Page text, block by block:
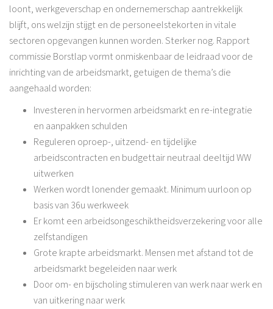
loont, werkgeverschap en ondernemerschap aantrekkelijk
blijft, ons welzijn stijgt en de personeelstekorten in vitale
sectoren opgevangen kunnen worden. Sterker nog. Rapport
commissie Borstlap vormt onmiskenbaar de leidraad voor de
inrichting van de arbeidsmarkt, getuigen de thema’s die
aangehaald worden:
Investeren in hervormen arbeidsmarkt en re-integratie
en aanpakken schulden
Reguleren oproep-, uitzend- en tijdelijke
arbeidscontracten en budgettair neutraal deeltijd WW
uitwerken
Werken wordt lonender gemaakt. Minimum uurloon op
basis van 36u werkweek
Er komt een arbeidsongeschiktheidsverzekering voor alle
zelfstandigen
Grote krapte arbeidsmarkt. Mensen met afstand tot de
arbeidsmarkt begeleiden naar werk
Door om- en bijscholing stimuleren van werk naar werk en
van uitkering naar werk